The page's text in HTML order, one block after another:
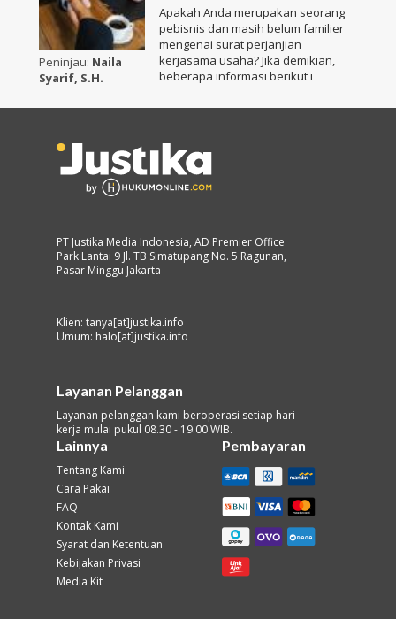
Peninjau: Naila
Syarif, S.H.
Apakah Anda merupakan seorang
pebisnis dan masih belum familier
mengenai surat perjanjian
kerjasama usaha? Jika demikian,
beberapa informasi berikut i
PT Justika Media Indonesia, AD Premier Office
Park Lantai 9 Jl. TB Simatupang No. 5 Ragunan,
Pasar Minggu Jakarta
Klien: tanya[at]justika.info
Umum: halo[at]justika.info
Layanan Pelanggan
Layanan pelanggan kami beroperasi setiap hari
kerja mulai pukul 08.30 - 19.00 WIB.
Lainnya
Tentang Kami
Cara Pakai
FAQ
Kontak Kami
Syarat dan Ketentuan
Kebijakan Privasi
Media Kit
Pembayaran